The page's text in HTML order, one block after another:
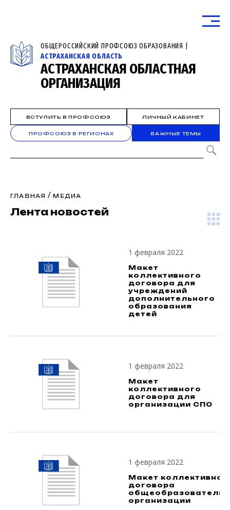
ОБЩЕРОССИЙСКИЙ ПРОФСОЮЗ ОБРАЗОВАНИЯ |
АСТРАХАНСКАЯ ОБЛАСТЬ
АСТРАХАНСКАЯ ОБЛАСТНАЯ
ОРГАНИЗАЦИЯ
ВСТУПИТЬ В ПРОФСОЮЗ ЛИЧНЫЙ КАБИНЕТ
ПРОФСОЮЗ В РЕГИОНАХ ВАЖНЫЕ ТЕМЫ
ГЛАВНАЯ /МЕДИА
Лента новостей
1 февраля 2022
Макет
коллективного
договора для
учреждений
дополнительного
образования
детей
1 февраля 2022
Макет
коллективного
договора для
организации СПО
1 февраля 2022
Макет
договора
организации